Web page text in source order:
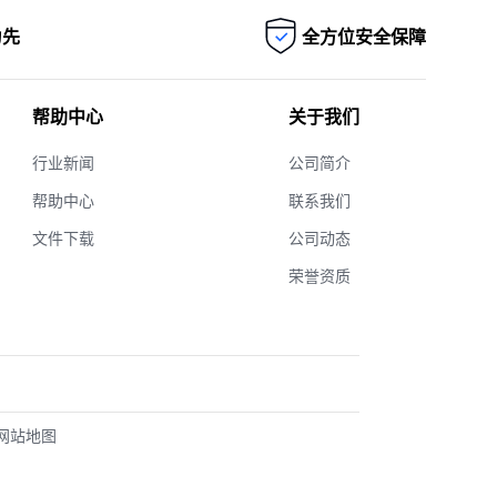
全方位安全保障
帮助中心
行业新闻
帮助中心
文件下载
关于我们
公司简介
联系我们
公司动态
荣誉资质
站地图